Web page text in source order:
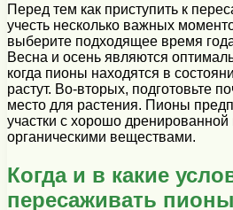
Перед тем как приступить к
учесть несколько важных
выберите подходящее время
Весна и осень являются
когда пионы находятся в
растут. Во-вторых, подготовьте
место для растения. Пионы
участки с хорошо дренированной
органическими веществами.
Когда и в какие
пересаживать